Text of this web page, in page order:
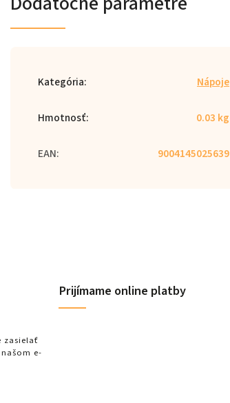
Kategória: Nápoje
Hmotnosť: 0.03 kg
EAN: 9004145025639
zasielať
e-
Prijímame online platby